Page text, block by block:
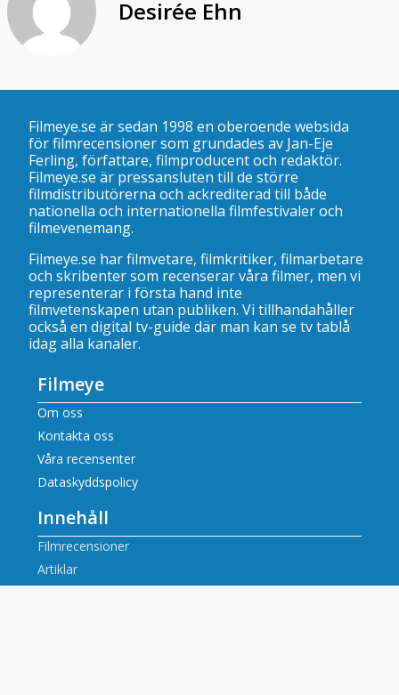
Desirée Ehn
Filmeye.se är sedan 1998 en oberoende websida
för filmrecensioner som grundades av Jan-Eje
Ferling, författare, filmproducent och redaktör.
Filmeye.se är pressansluten till de större
filmdistributörerna och ackrediterad till både
nationella och internationella filmfestivaler och
filmevenemang.
Filmeye.se har filmvetare, filmkritiker, filmarbetare
och skribenter som recenserar våra filmer, men vi
representerar i första hand inte
filmvetenskapen utan publiken. Vi tillhandahåller
också en digital tv-guide där man kan se tv tablå
idag alla kanaler.
Filmeye
Om oss
Kontakta oss
Våra recensenter
Dataskyddspolicy
Innehåll
Filmrecensioner
Artiklar